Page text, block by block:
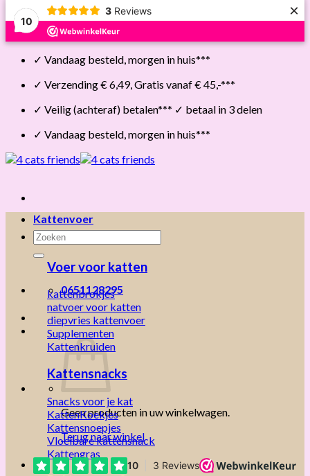
10
3 Reviews ×
Skip
✓ Vandaag besteld, morgen in huis***
✓ Verzending € 6,49, Gratis vanaf € 45,-***
✓ Veilig (achteraf) betalen*** ✓ betaal in 3 delen
✓ Vandaag besteld, morgen in huis***
Zoeken
naar:
0651128295
Geen producten in uw winkelwagen.
Terug naar winkel
Kattenvoer
Voer voor katten
kattenbrokjes
natvoer voor katten
diepvries kattenvoer
Supplementen
Kattenkruiden
Kattensnacks
Snacks voor je kat
KattenKoekjes
Kattensnoepjes
Vloeibare kattensnack
Kattengras